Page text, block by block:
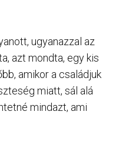
ugyanazzal az
azt mondta, egy kis
amikor a családjuk
miatt, sál alá
mindazt, ami